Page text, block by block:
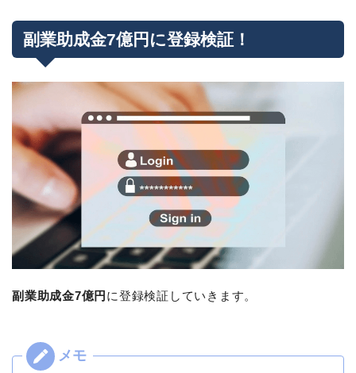
副業助成金7億円に登録検証！
副業助成金7億円 に登録検証していきます。